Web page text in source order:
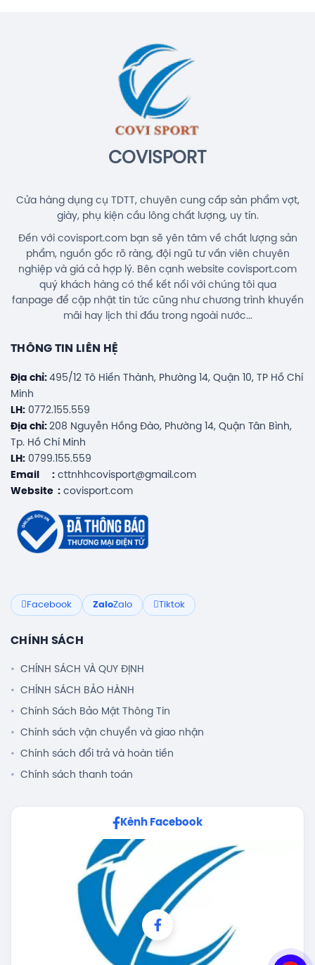
COVISPORT
Cửa hàng dụng cụ TDTT, chuyên cung cấp sản phẩm vợt,
giày, phụ kiện cầu lông chất lượng, uy tín.
Đến với covisport.com bạn sẽ yên tâm về chất lượng sản
phẩm, nguồn gốc rõ ràng, đội ngũ tư vấn viên chuyên
nghiệp và giá cả hợp lý. Bên cạnh website covisport.com
quý khách hàng có thể kết nối với chúng tôi qua
fanpage để cập nhật tin tức cũng như chương trình khuyến
mãi hay lịch thi đấu trong ngoài nước...
THÔNG TIN LIÊN HỆ
Địa chỉ: 495/12 Tô Hiến Thành, Phường 14, Quận 10, TP Hồ Chí
Minh
LH: 0772.155.559
Địa chỉ: 208 Nguyễn Hồng Đào, Phường 14, Quận Tân Bình,
Tp. Hồ Chí Minh
LH: 0799.155.559
Email : cttnhhcovisport@gmail.com
Website : covisport.com
Facebook ZaloZalo Tiktok
CHÍNH SÁCH
CHÍNH SÁCH VÀ QUY ĐỊNH
CHÍNH SÁCH BẢO HÀNH
Chính Sách Bảo Mật Thông Tin
Chính sách vận chuyển và giao nhận
Chính sách đổi trả và hoàn tiền
Chính sách thanh toán
Kênh Facebook